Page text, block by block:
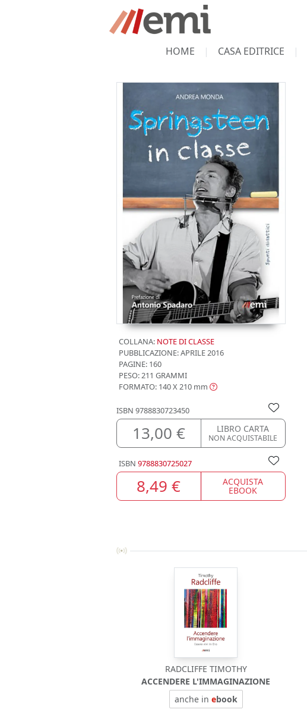
HOME CASA EDITRICE
COLLANA: NOTE DI CLASSE
PUBBLICAZIONE:APRILE 2016
PAGINE: 160
PESO: 211 GRAMMI
FORMATO: 140 X 210 mm
ISBN 9788830723450
13,00 € LIBRO CARTA
NON ACQUISTABILE
ISBN 9788830725027
8,49 € ACQUISTA
EBOOK
RADCLIFFE TIMOTHY
ACCENDERE L'IMMAGINAZIONE
anche in ebook